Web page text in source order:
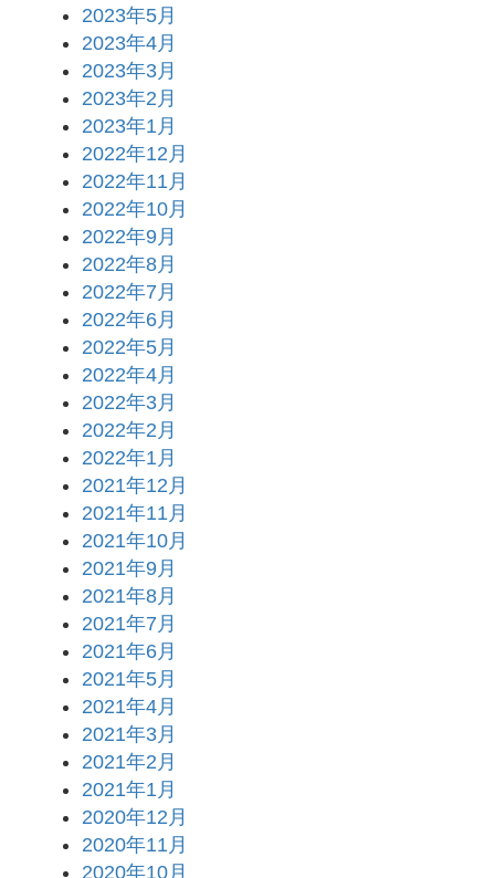
2023年5月
2023年4月
2023年3月
2023年2月
2023年1月
2022年12月
2022年11月
2022年10月
2022年9月
2022年8月
2022年7月
2022年6月
2022年5月
2022年4月
2022年3月
2022年2月
2022年1月
2021年12月
2021年11月
2021年10月
2021年9月
2021年8月
2021年7月
2021年6月
2021年5月
2021年4月
2021年3月
2021年2月
2021年1月
2020年12月
2020年11月
2020年10月